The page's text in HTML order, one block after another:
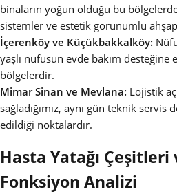
binaların yoğun olduğu bu
sistemler ve estetik görünümlü
İçerenköy ve Küçükbakkalköy:
yaşlı nüfusun evde bakım desteğine
bölgelerdir.
Mimar Sinan ve Mevlana: Lojistik
sağladığımız, aynı gün teknik
edildiği noktalardır.
Hasta Yatağı Çeşitleri
Fonksiyon Analizi